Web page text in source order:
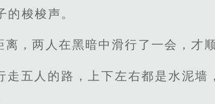
梭梭声。
，两人在黑暗中滑行了一会，才
走五人的路，上下左右都是水泥墙